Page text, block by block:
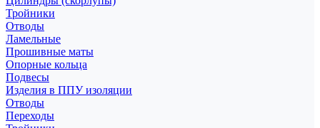
Тройники
Отводы
Ламельные
Прошивные маты
Опорные кольца
Подвесы
Изделия в ППУ изоляции
Отводы
Переходы